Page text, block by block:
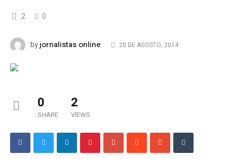
2 0
byjornalistas online 20 DE AGOSTO, 2014
0
SHARE
2
VIEWS